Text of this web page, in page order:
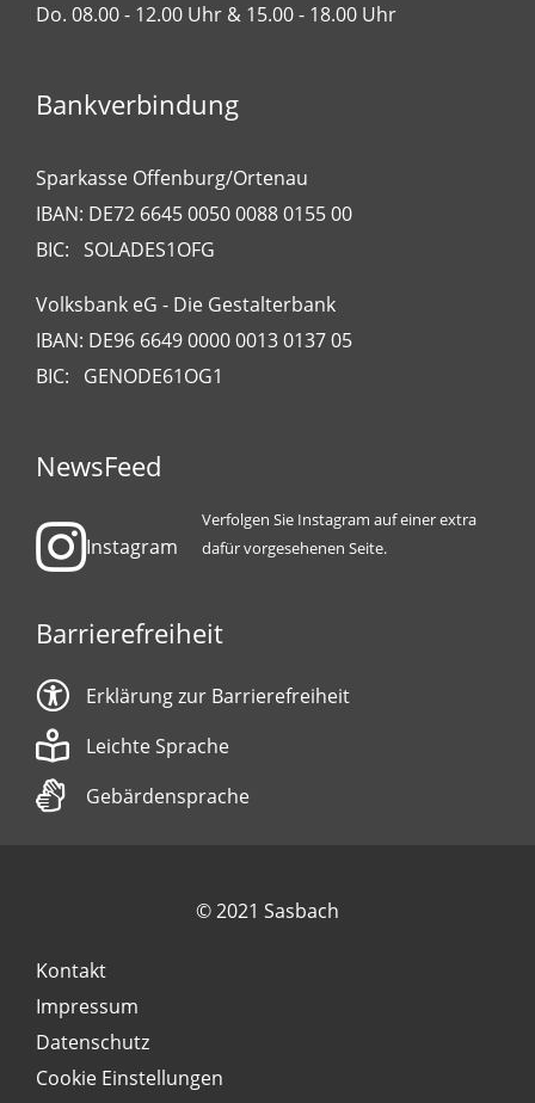
Do. 08.00 - 12.00 Uhr & 15.00 - 18.00 Uhr
Bankverbindung
Sparkasse Offenburg/Ortenau
IBAN: DE72 6645 0050 0088 0155 00
BIC: SOLADES1OFG
Volksbank eG - Die Gestalterbank
IBAN: DE96 6649 0000 0013 0137 05
BIC: GENODE61OG1
NewsFeed
Instagram
Verfolgen Sie Instagram auf einer extra
dafür vorgesehenen Seite.
Barrierefreiheit
Erklärung zur Barrierefreiheit
Leichte Sprache
Gebärdensprache
© 2021 Sasbach
Kontakt
Impressum
Datenschutz
Cookie Einstellungen